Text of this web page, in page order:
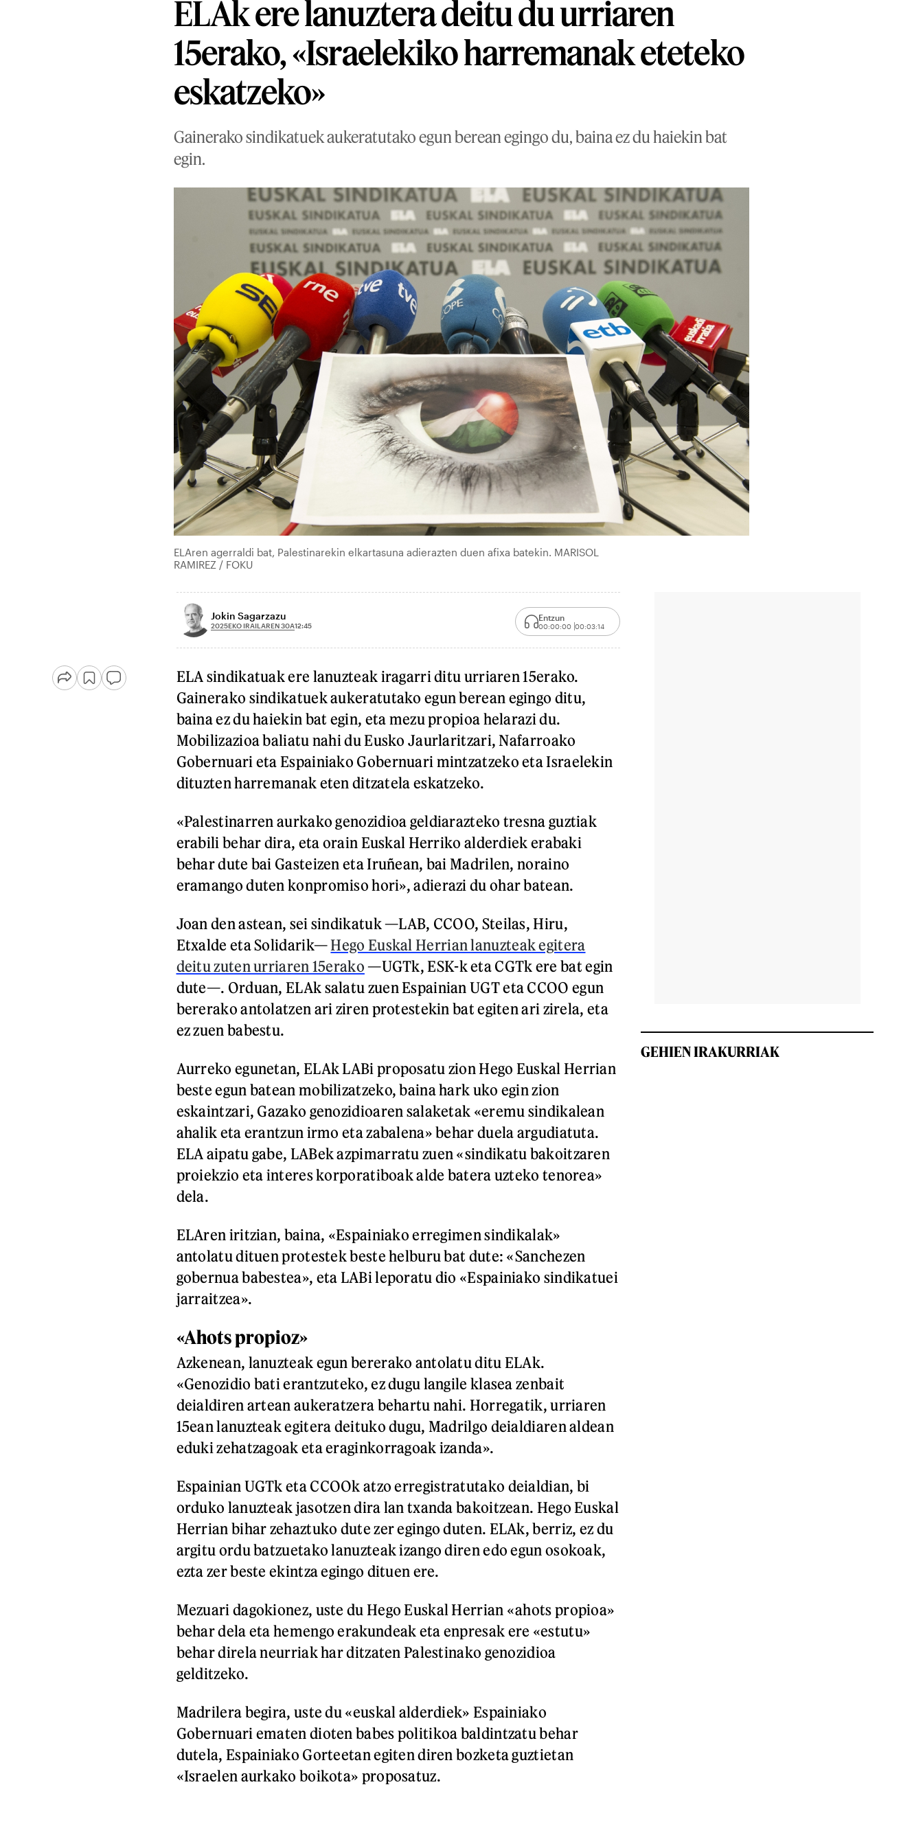
ELAk ere lanuztera deitu du urriaren
15erako, «Israelekiko harremanak eteteko
eskatzeko»
Gainerako sindikatuek aukeratutako egun berean egingo du, baina ez du haiekin bat
egin.
ELAren agerraldi bat, Palestinarekin elkartasuna adierazten duen afixa batekin. MARISOL
RAMIREZ / FOKU
Jokin Sagarzazu
2025EKO IRAILAREN 30A12:45
Entzun
00:00:00 00:03:14
ELA sindikatuak ere lanuzteak iragarri ditu urriaren 15erako.
Gainerako sindikatuek aukeratutako egun berean egingo ditu,
baina ez du haiekin bat egin, eta mezu propioa helarazi du.
Mobilizazioa baliatu nahi du Eusko Jaurlaritzari, Nafarroako
Gobernuari eta Espainiako Gobernuari mintzatzeko eta Israelekin
dituzten harremanak eten ditzatela eskatzeko.
«Palestinarren aurkako genozidioa geldiarazteko tresna guztiak
erabili behar dira, eta orain Euskal Herriko alderdiek erabaki
behar dute bai Gasteizen eta Iruñean, bai Madrilen, noraino
eramango duten konpromiso hori», adierazi du ohar batean.
Joan den astean, sei sindikatuk —LAB, CCOO, Steilas, Hiru,
Etxalde eta Solidarik—Hego Euskal Herrian lanuzteak egitera
deitu zuten urriaren 15erako —UGTk, ESK-k eta CGTk ere bat egin
dute—. Orduan, ELAk salatu zuen Espainian UGT eta CCOO egun
bererako antolatzen ari ziren protestekin bat egiten ari zirela, eta
ez zuen babestu.
Aurreko egunetan, ELAk LABi proposatu zion Hego Euskal Herrian
beste egun batean mobilizatzeko, baina hark uko egin zion
eskaintzari, Gazako genozidioaren salaketak «eremu sindikalean
ahalik eta erantzun irmo eta zabalena» behar duela argudiatuta.
ELA aipatu gabe, LABek azpimarratu zuen «sindikatu bakoitzaren
proiekzio eta interes korporatiboak alde batera uzteko tenorea»
dela.
ELAren iritzian, baina, «Espainiako erregimen sindikalak»
antolatu dituen protestek beste helburu bat dute: «Sanchezen
gobernua babestea», eta LABi leporatu dio «Espainiako sindikatuei
jarraitzea».
«Ahots propioz»
Azkenean, lanuzteak egun bererako antolatu ditu ELAk.
«Genozidio bati erantzuteko, ez dugu langile klasea zenbait
deialdiren artean aukeratzera behartu nahi. Horregatik, urriaren
15ean lanuzteak egitera deituko dugu, Madrilgo deialdiaren aldean
eduki zehatzagoak eta eraginkorragoak izanda».
Espainian UGTk eta CCOOk atzo erregistratutako deialdian, bi
orduko lanuzteak jasotzen dira lan txanda bakoitzean. Hego Euskal
Herrian bihar zehaztuko dute zer egingo duten. ELAk, berriz, ez du
argitu ordu batzuetako lanuzteak izango diren edo egun osokoak,
ezta zer beste ekintza egingo dituen ere.
Mezuari dagokionez, uste du Hego Euskal Herrian «ahots propioa»
behar dela eta hemengo erakundeak eta enpresak ere «estutu»
behar direla neurriak har ditzaten Palestinako genozidioa
gelditzeko.
Madrilera begira, uste du «euskal alderdiek» Espainiako
Gobernuari ematen dioten babes politikoa baldintzatu behar
dutela, Espainiako Gorteetan egiten diren bozketa guztietan
«Israelen aurkako boikota» proposatuz.
GEHIEN IRAKURRIAK